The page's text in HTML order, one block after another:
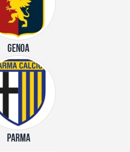
GENOA
PARMA